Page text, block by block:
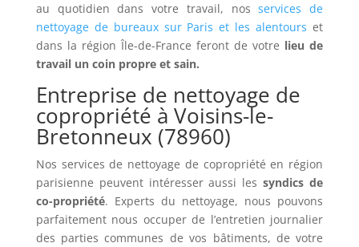
au quotidien dans votre travail, nosservices de
nettoyage de bureaux sur Paris et les alentours et
dans la région Île-de-France feront de votre lieu de
travail un coin propre et sain.
Entreprise de nettoyage de
copropriété à Voisins-le-
Bretonneux (78960)
Nos services de nettoyage de copropriété en région
parisienne peuvent intéresser aussi lessyndics de
co-propriété. Experts du nettoyage, nous pouvons
parfaitement nous occuper de l’entretien journalier
des parties communes de vos bâtiments, de votre